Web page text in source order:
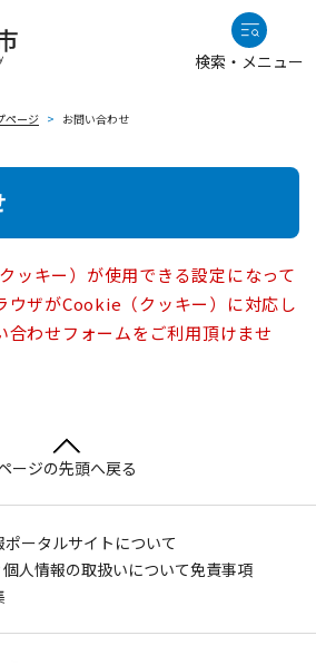
検索・メニュー
ページ > お問い合わせ
ッキー）が使用できる設定になって
ウザがCookie（クッキー）に対応し
合わせフォームをご利用頂けませ
ージの先頭へ戻る
ポータルサイトについて
個人情報の取扱いについて免責事項